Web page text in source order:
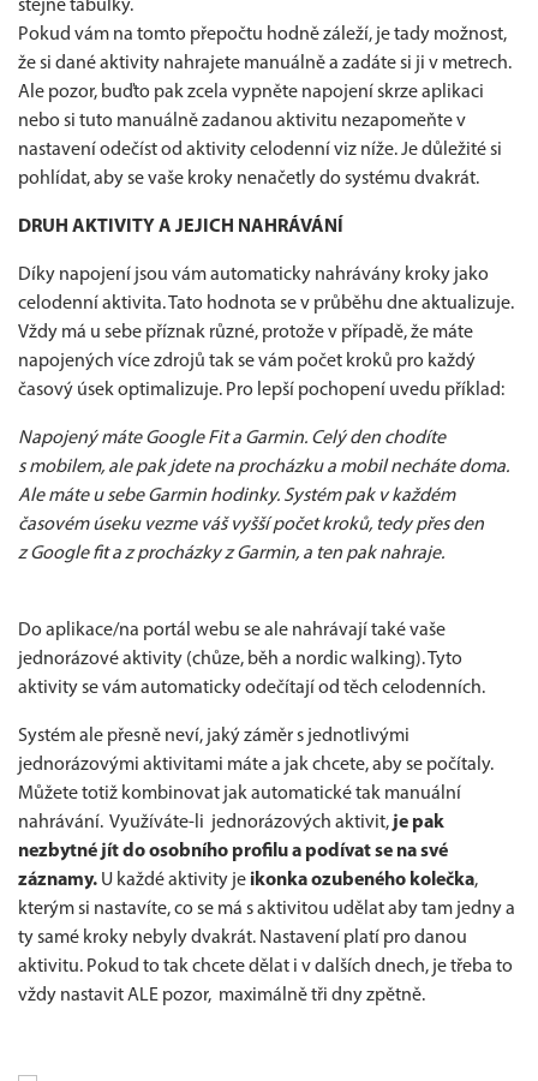
stejné tabulky.
Pokud vám na tomto přepočtu hodně záleží, je tady možnost,
že si dané aktivity nahrajete manuálně a zadáte si ji v metrech.
Ale pozor, buďto pak zcela vypněte napojení skrze aplikaci
nebo si tuto manuálně zadanou aktivitu nezapomeňte v
nastavení odečíst od aktivity celodenní viz níže. Je důležité si
pohlídat, aby se vaše kroky nenačetly do systému dvakrát.
DRUH AKTIVITY A JEJICH NAHRÁVÁNÍ
Díky napojení jsou vám automaticky nahrávány kroky jako
celodenní aktivita. Tato hodnota se v průběhu dne aktualizuje.
Vždy má u sebe příznak různé, protože v případě, že máte
napojených více zdrojů tak se vám počet kroků pro každý
časový úsek optimalizuje. Pro lepší pochopení uvedu příklad:
Napojený máte Google Fit a Garmin. Celý den chodíte
s mobilem, ale pak jdete na procházku a mobil necháte doma.
Ale máte u sebe Garmin hodinky. Systém pak v každém
časovém úseku vezme váš vyšší počet kroků, tedy přes den
z Google fit a z procházky z Garmin, a ten pak nahraje.
Do aplikace/na portál webu se ale nahrávají také vaše
jednorázové aktivity (chůze, běh a nordic walking). Tyto
aktivity se vám automaticky odečítají od těch celodenních.
Systém ale přesně neví, jaký záměr s jednotlivými
jednorázovými aktivitami máte a jak chcete, aby se počítaly.
Můžete totiž kombinovat jak automatické tak manuální
nahrávání. Využíváte-li jednorázových aktivit, je pak
nezbytné jít do osobního profilu a podívat se na své
záznamy. U každé aktivity je ikonka ozubeného kolečka,
kterým si nastavíte, co se má s aktivitou udělat aby tam jedny a
ty samé kroky nebyly dvakrát. Nastavení platí pro danou
aktivitu. Pokud to tak chcete dělat i v dalších dnech, je třeba to
vždy nastavit ALE pozor, maximálně tři dny zpětně.